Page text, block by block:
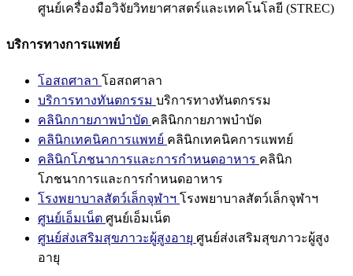
ศูนย์เครื่องมือวิจัยวิทยาศาสตร์และเทคโนโลยี (STREC)
บริการทางการแพทย์
โอสถศาลา โอสถศาลา
บริการทางทันตกรรม บริการทางทันตกรรม
คลินิกกายภาพบำบัด คลินิกกายภาพบำบัด
คลินิกเทคนิคการแพทย์ คลินิกเทคนิคการแพทย์
คลินิกโภชนาการและการกำหนดอาหาร คลินิก
โภชนาการและการกำหนดอาหาร
โรงพยาบาลสัตว์เล็กจุฬาฯ โรงพยาบาลสัตว์เล็กจุฬาฯ
ศูนย์เอ็มเน็ต ศูนย์เอ็มเน็ต
ศูนย์ส่งเสริมสุขภาวะผู้สูงอายุ ศูนย์ส่งเสริมสุขภาวะผู้สูง
อายุ